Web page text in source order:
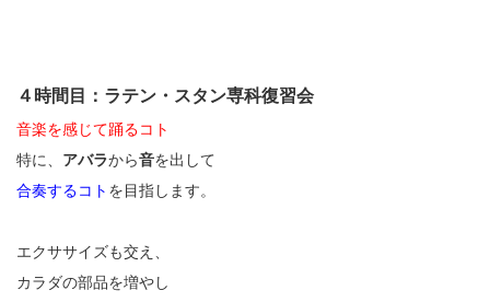
４時間目：ラテン・スタン専科復習会
音楽を感じて踊るコト
特に、 アバラから音を出して
合奏するコト を目指します。
エクササイズも交え、
カラダの部品を増やし